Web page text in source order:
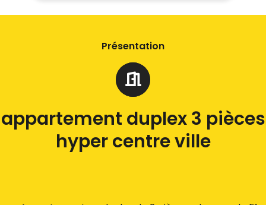
Présentation
appartement duplex 3 pièces
hyper centre ville